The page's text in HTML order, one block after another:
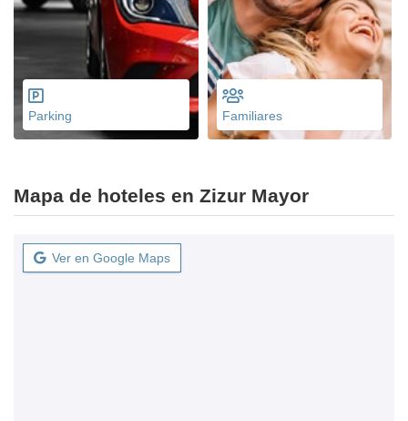
Parking Familiares
Mapa de hoteles en Zizur Mayor
Ver en Google Maps